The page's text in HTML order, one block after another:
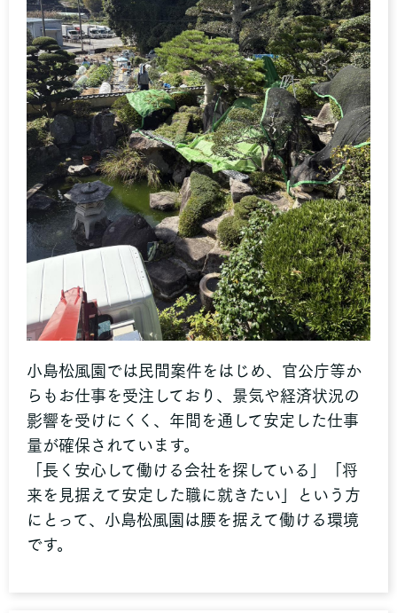
小島松風園では民間案件をはじめ、官公庁等か
らもお仕事を受注しており、景気や経済状況の
影響を受けにくく、年間を通して安定した仕事
量が確保されています。
「長く安心して働ける会社を探している」「将
来を見据えて安定した職に就きたい」という方
にとって、小島松風園は腰を据えて働ける環境
です。